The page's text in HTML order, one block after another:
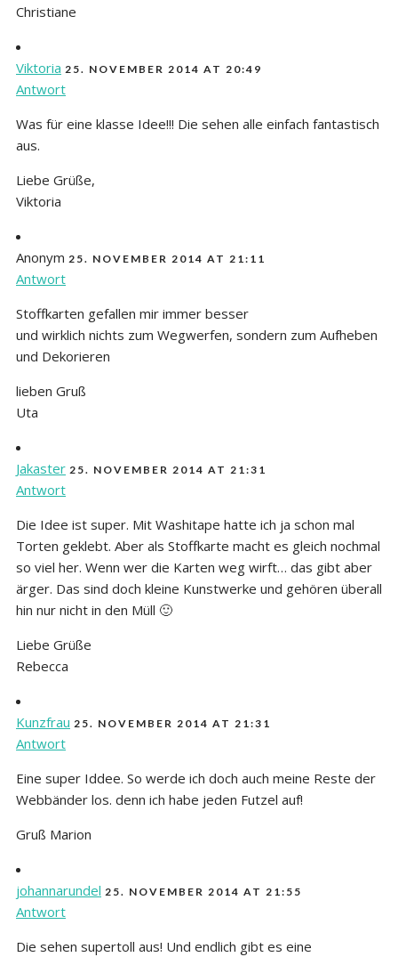
Christiane
Viktoria 25. NOVEMBER 2014 AT 20:49
Antwort
Was für eine klasse Idee!!! Die sehen alle einfach fantastisch
aus.
Liebe Grüße,
Viktoria
Anonym 25. NOVEMBER 2014 AT 21:11
Antwort
Stoffkarten gefallen mir immer besser
und wirklich nichts zum Wegwerfen, sondern zum Aufheben
und Dekorieren
lieben Gruß
Uta
Jakaster 25. NOVEMBER 2014 AT 21:31
Antwort
Die Idee ist super. Mit Washitape hatte ich ja schon mal
Torten geklebt. Aber als Stoffkarte macht es gleich nochmal
so viel her. Wenn wer die Karten weg wirft… das gibt aber
ärger. Das sind doch kleine Kunstwerke und gehören überall
hin nur nicht in den Müll 🙂
Liebe Grüße
Rebecca
Kunzfrau 25. NOVEMBER 2014 AT 21:31
Antwort
Eine super Iddee. So werde ich doch auch meine Reste der
Webbänder los. denn ich habe jeden Futzel auf!
Gruß Marion
johannarundel 25. NOVEMBER 2014 AT 21:55
Antwort
Die sehen supertoll aus! Und endlich gibt es eine